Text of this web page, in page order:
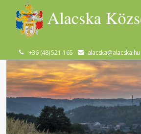
+36 (48) 521-165 alacska@alacska.hu